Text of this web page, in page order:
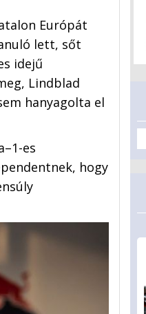
Európát
lett, sőt
idejű
Lindblad
hanyagolta el
es
hogy